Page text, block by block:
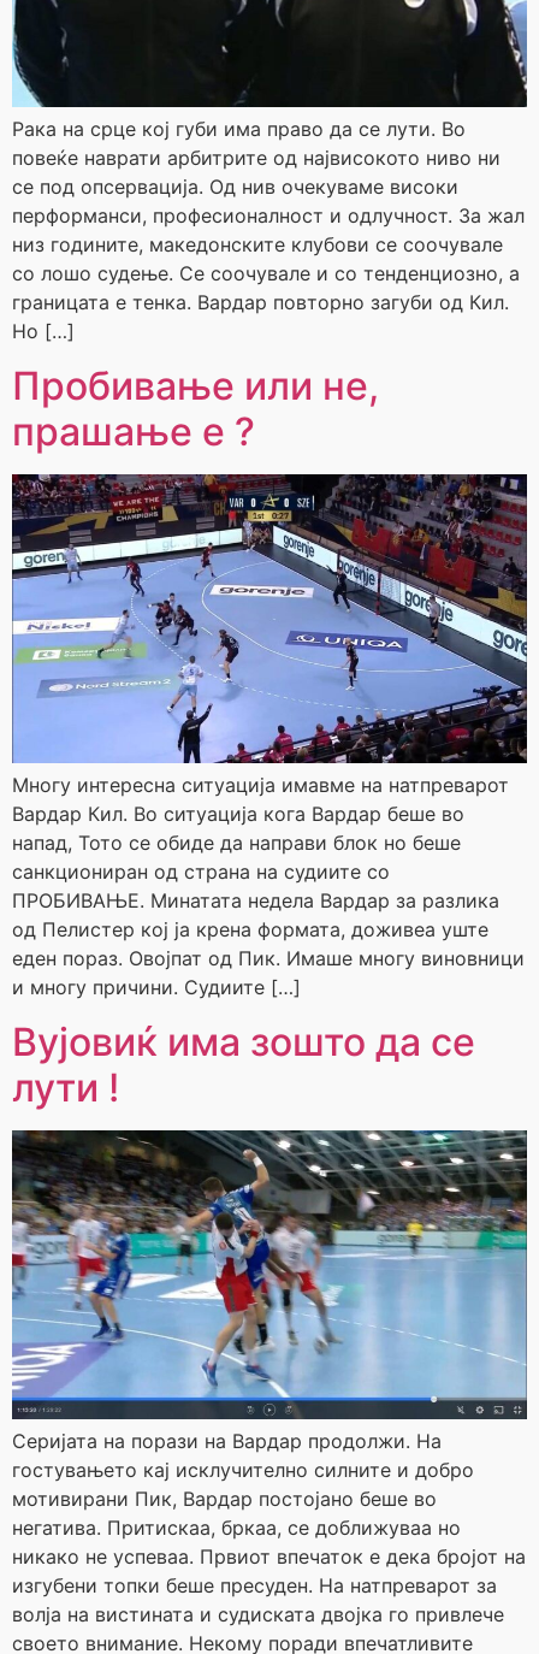
Рака на срце кој губи има право да се лути. Во
повеќе наврати арбитрите од највисокото ниво ни
се под опсервација. Од нив очекуваме високи
перформанси, професионалност и одлучност. За жал
низ годините, македонските клубови се соочувале
со лошо судење. Се соочувале и со тенденциозно, а
границата е тенка. Вардар повторно загуби од Кил.
Но […]
Пробивање или не,
прашање е ?
Многу интересна ситуација имавме на натпреварот
Вардар Кил. Во ситуација кога Вардар беше во
напад, Тото се обиде да направи блок но беше
санкциониран од страна на судиите со
ПРОБИВАЊЕ. Минатата недела Вардар за разлика
од Пелистер кој ја крена формата, доживеа уште
еден пораз. Овојпат од Пик. Имаше многу виновници
и многу причини. Судиите […]
Вујовиќ има зошто да се
лути !
Серијата на порази на Вардар продолжи. На
гостувањето кај исклучително силните и добро
мотивирани Пик, Вардар постојано беше во
негатива. Притискаа, бркаа, се доближуваа но
никако не успеваа. Првиот впечаток е дека бројот на
изгубени топки беше пресуден. На натпреварот за
волја на вистината и судиската двојка го привлече
своето внимание. Некому поради впечатливите